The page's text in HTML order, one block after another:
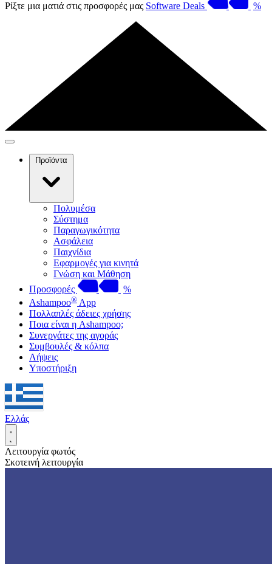
Ρίξτε μια ματιά στις προσφορές μας Software Deals %
Προϊόντα
Πολυμέσα
Σύστημα
Παραγωγικότητα
Ασφάλεια
Παιχνίδια
Εφαρμογές για κινητά
Γνώση και Μάθηση
Προσφορές
%
Ashampoo® App
Πολλαπλές άδειες χρήσης
Ποια είναι η Ashampoo;
Συνεργάτες της αγοράς
Συμβουλές & κόλπα
Λήψεις
Υποστήριξη
Ελλάς
Λειτουργία φωτός
Σκοτεινή λειτουργία